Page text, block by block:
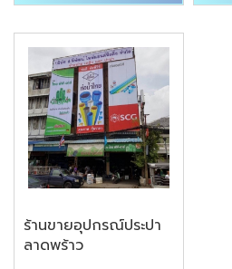
ร้านขายอุปกรณ์ประปา
ลาดพร้าว